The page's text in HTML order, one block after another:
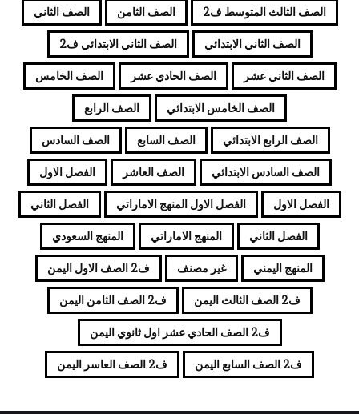
الصف الثالث المتوسط ف2 الصف الثامن الصف الثاني
الصف الثاني الابتدائي الصف الثاني الابتدائي ف2
الصف الثاني عشر الصف الحادي عشر الصف الخامس
الصف الخامس الابتدائي الصف الرابع
الصف الرابع الابتدائي الصف السابع الصف السادس
الصف السادس الابتدائي الصف العاشر الفصل الاول
الفصل الاول الفصل الاول المنهج الاماراتي الفصل الثاني
الفصل الثاني المنهج الاماراتي المنهج السعودي
المنهج اليمني غير مصنف ف2 الصف الاول اليمن
ف2 الصف الثالث اليمن ف2 الصف الثامن اليمن
ف2 الصف الحادي عشر اول ثانوي اليمن
ف2 الصف السابع اليمن ف2 الصف العاسر اليمن